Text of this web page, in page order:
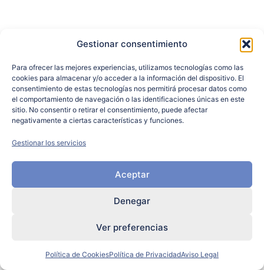
Gestionar consentimiento
Para ofrecer las mejores experiencias, utilizamos tecnologías como las
cookies para almacenar y/o acceder a la información del dispositivo. El
consentimiento de estas tecnologías nos permitirá procesar datos como
el comportamiento de navegación o las identificaciones únicas en este
sitio. No consentir o retirar el consentimiento, puede afectar
negativamente a ciertas características y funciones.
Gestionar los servicios
Aceptar
Denegar
Ver preferencias
Política de CookiesPolítica de PrivacidadAviso Legal